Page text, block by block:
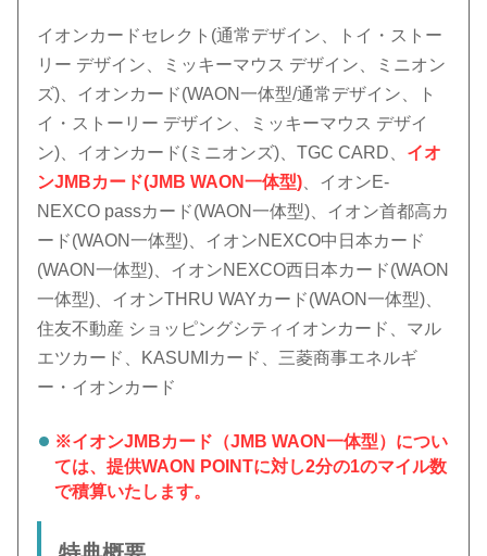
イオンカードセレクト(通常デザイン、トイ・ストー
リー デザイン、ミッキーマウス デザイン、ミニオン
ズ)、イオンカード(WAON一体型/通常デザイン、ト
イ・ストーリー デザイン、ミッキーマウス デザイ
ン)、イオンカード(ミニオンズ)、TGC CARD、 イオ
ンJMBカード(JMB WAON一体型)、イオンE-
NEXCO passカード(WAON一体型)、イオン首都高カ
ード(WAON一体型)、イオンNEXCO中日本カード
(WAON一体型)、イオンNEXCO西日本カード(WAON
一体型)、イオンTHRU WAYカード(WAON一体型)、
住友不動産 ショッピングシティイオンカード、マル
エツカード、KASUMIカード、三菱商事エネルギ
ー・イオンカード
※イオンJMBカード（JMB WAON一体型）につい
ては、提供WAON POINTに対し2分の1のマイル数
で積算いたします。